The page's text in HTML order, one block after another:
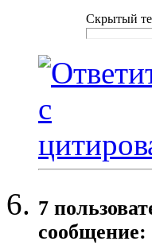
Скрытый
7
сообщение: